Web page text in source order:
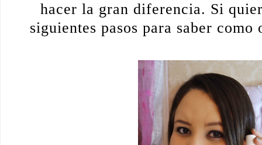
hacer la gran diferencia. Si
siguientes pasos para saber